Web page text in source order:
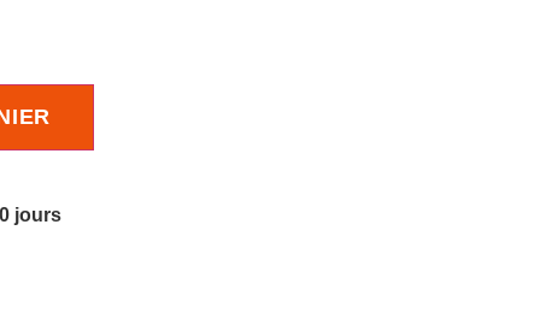
jours